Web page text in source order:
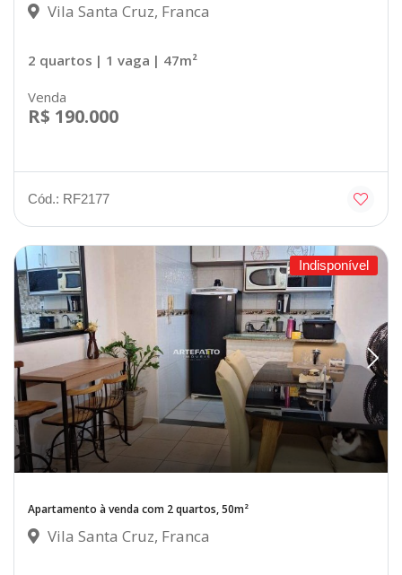
Vila Santa Cruz, Franca
2 quartos | 1 vaga | 47m²
Venda
R$ 190.000
Cód.: RF2177
Indisponível
Apartamento à venda com 2 quartos, 50m²
Vila Santa Cruz, Franca